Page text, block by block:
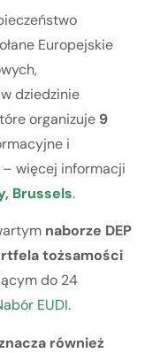
Europejskie
dziedzinie
organizuje 9
i
więcej informacji
Brussels.
naborze DEP
tożsamości
do 24
EUDI.
również